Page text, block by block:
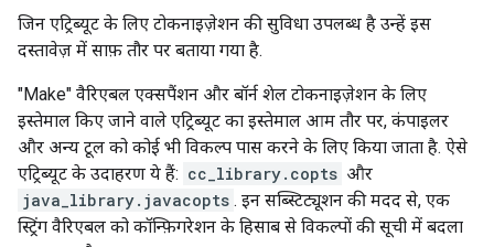
जिन एट्रिब्यूट के लिए टोकनाइज़ेशन की सुविधा उपलब्ध है उन्हें इस
दस्तावेज़ में साफ़ तौर पर बताया गया है.
"Make" वैरिएबल एक्सपैंशन और बॉर्न शेल टोकनाइज़ेशन के लिए
इस्तेमाल किए जाने वाले एट्रिब्यूट का इस्तेमाल आम तौर पर, कंपाइलर
और अन्य टूल को कोई भी विकल्प पास करने के लिए किया जाता है. ऐसे
एट्रिब्यूट के उदाहरण ये हैं: cc_library.copts और
java_library.javacopts . इन सब्स्टिट्यूशन की मदद से, एक
स्ट्रिंग वैरिएबल को कॉन्फ़िगरेशन के हिसाब से विकल्पों की सूची में बदला